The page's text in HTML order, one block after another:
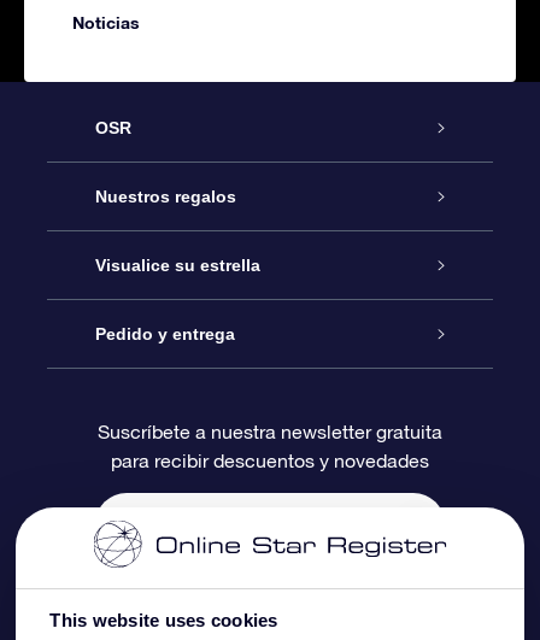
This website uses cookies
Noticias
OSR
Atención
Contáctanos
Blog
Reseñas
Nuestros regalos
Regalo Estrella Online
Paquete de Regalo OSR
Tarjeta de Regalo OSR
Regalos empresariales
Visualice su estrella
Registro estelar
Página de Estrella Personalizada
Un Millón de Estrellas
Pedido y entrega
Información de Pago
Información de Envío
Suscríbete a nuestra newsletter gratuita
para recibir descuentos y novedades